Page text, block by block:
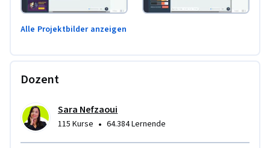
Alle Projektbilder anzeigen
Dozent
Sara Nefzaoui
115 Kurse • 64.384 Lernende